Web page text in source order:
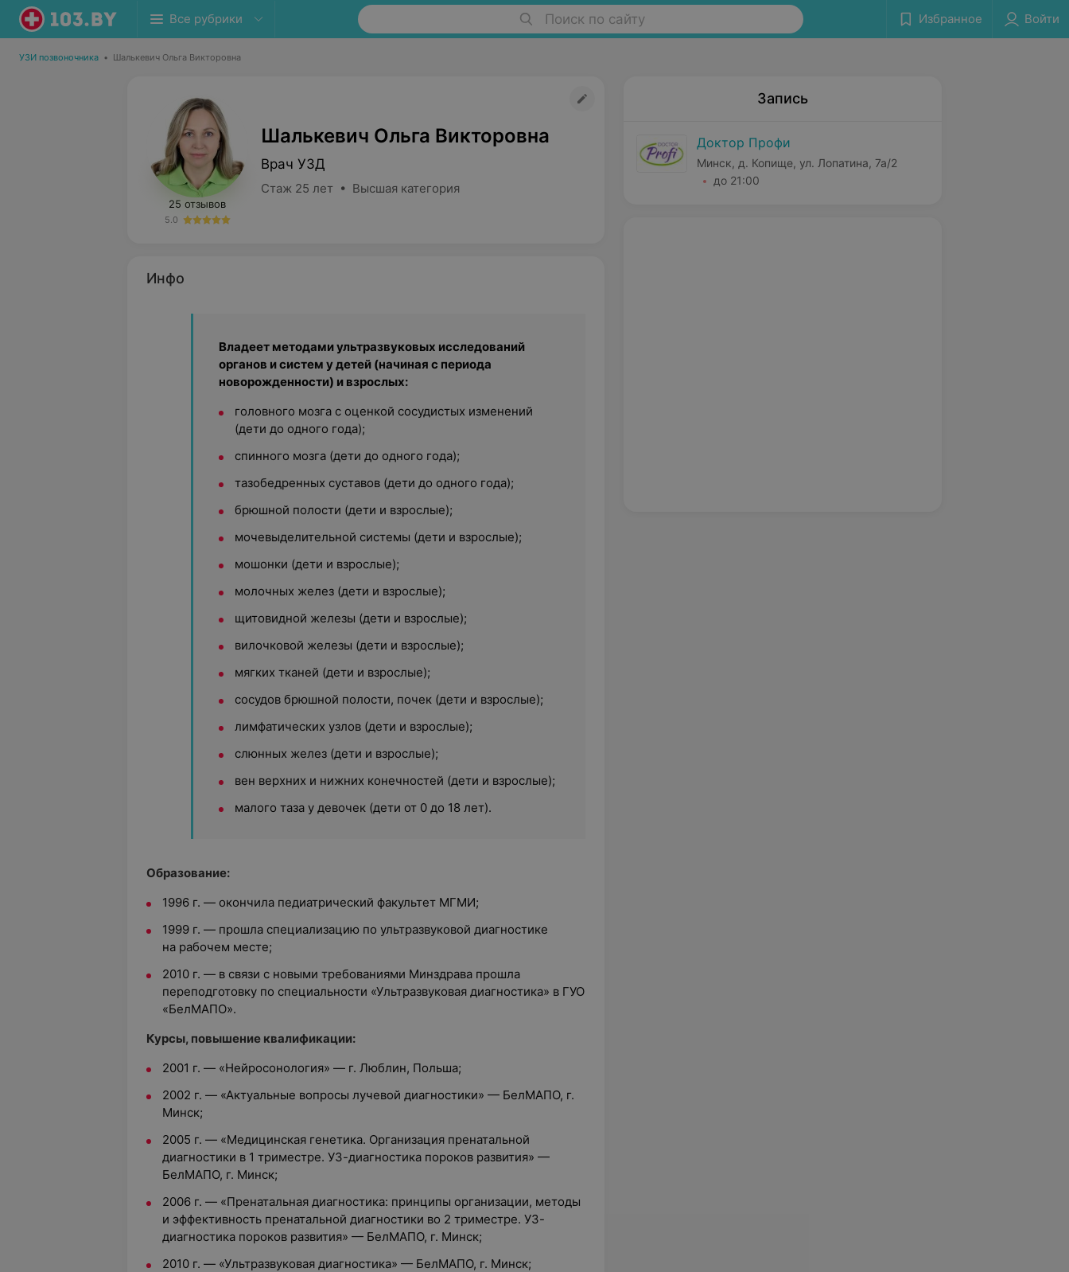
Все рубрики Поиск по сайту Избранное Войти
УЗИ позвоночника • Шалькевич Ольга Викторовна
25 отзывов
5.0
Шалькевич Ольга Викторовна
Врач УЗД
Стаж 25 лет • Высшая категория
Инфо
Владеет методами ультразвуковых исследований
органов и систем у детей (начиная с периода
новорожденности) и взрослых:
головного мозга с оценкой сосудистых изменений
(дети до одного года);
спинного мозга (дети до одного года);
тазобедренных суставов (дети до одного года);
брюшной полости (дети и взрослые);
мочевыделительной системы (дети и взрослые);
мошонки (дети и взрослые);
молочных желез (дети и взрослые);
щитовидной железы (дети и взрослые);
вилочковой железы (дети и взрослые);
мягких тканей (дети и взрослые);
сосудов брюшной полости, почек (дети и взрослые);
лимфатических узлов (дети и взрослые);
слюнных желез (дети и взрослые);
вен верхних и нижних конечностей (дети и взрослые);
малого таза у девочек (дети от 0 до 18 лет).
Образование:
1996 г. — окончила педиатрический факультет МГМИ;
1999 г. — прошла специализацию по ультразвуковой диагностике
на рабочем месте;
2010 г. — в связи с новыми требованиями Минздрава прошла
переподготовку по специальности «Ультразвуковая диагностика» в ГУО
«БелМАПО».
Курсы, повышение квалификации:
2001 г. — «Нейросонология» — г. Люблин, Польша;
2002 г. — «Актуальные вопросы лучевой диагностики» — БелМАПО, г.
Минск;
2005 г. — «Медицинская генетика. Организация пренатальной
диагностики в 1 триместре. УЗ-диагностика пороков развития» —
БелМАПО, г. Минск;
2006 г. — «Пренатальная диагностика: принципы организации, методы
и эффективность пренатальной диагностики во 2 триместре. УЗ-
диагностика пороков развития» — БелМАПО, г. Минск;
2010 г. — «Ультразвуковая диагностика» — БелМАПО, г. Минск;
Запись
Доктор Профи
Минск, д. Копище, ул. Лопатина, 7а/2
до 21:00